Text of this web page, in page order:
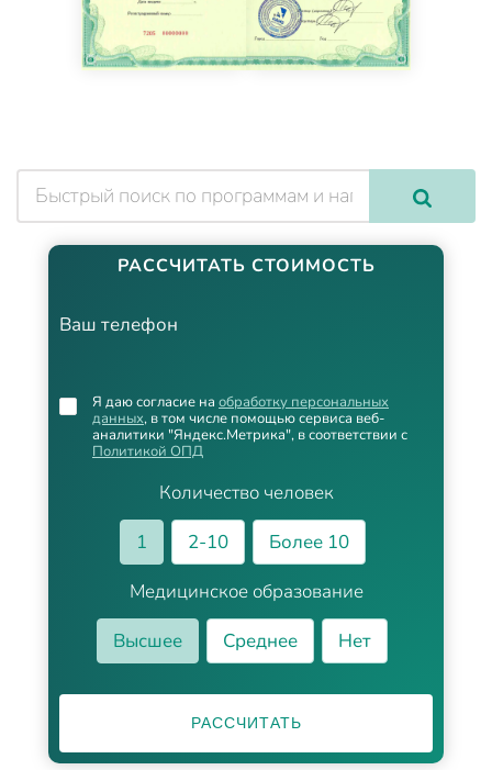
РАССЧИТАТЬ СТОИМОСТЬ
Ваш телефон
Количество человек
1
2-10
Более 10
Медицинское образование
Высшее
Среднее Нет
Я даю согласие на обработку персональных
данных, в том числе помощью сервиса веб-
аналитики "Яндекс.Метрика", в соответствии с
Политикой ОПД
РАССЧИТАТЬ